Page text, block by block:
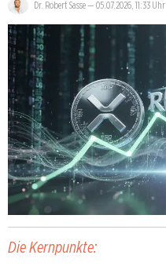
Dr. Robert Sasse— 05.07.2026, 11:33 Uhr
Die Kernpunkte: